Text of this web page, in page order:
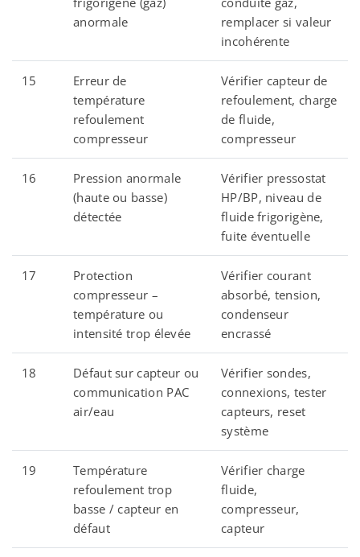
anormale
remplacer si valeur
incohérente
15
Erreur de
température
refoulement
compresseur
Vérifier capteur de
refoulement, charge
de fluide,
compresseur
16
Pression anormale
(haute ou basse)
détectée
Vérifier pressostat
HP/BP, niveau de
fluide frigorigène,
fuite éventuelle
17
Protection
compresseur –
température ou
intensité trop élevée
Vérifier courant
absorbé, tension,
condenseur
encrassé
18
Défaut sur capteur ou
communication PAC
air/eau
Vérifier sondes,
connexions, tester
capteurs, reset
système
19
Température
refoulement trop
basse / capteur en
défaut
Vérifier charge
fluide,
compresseur,
capteur